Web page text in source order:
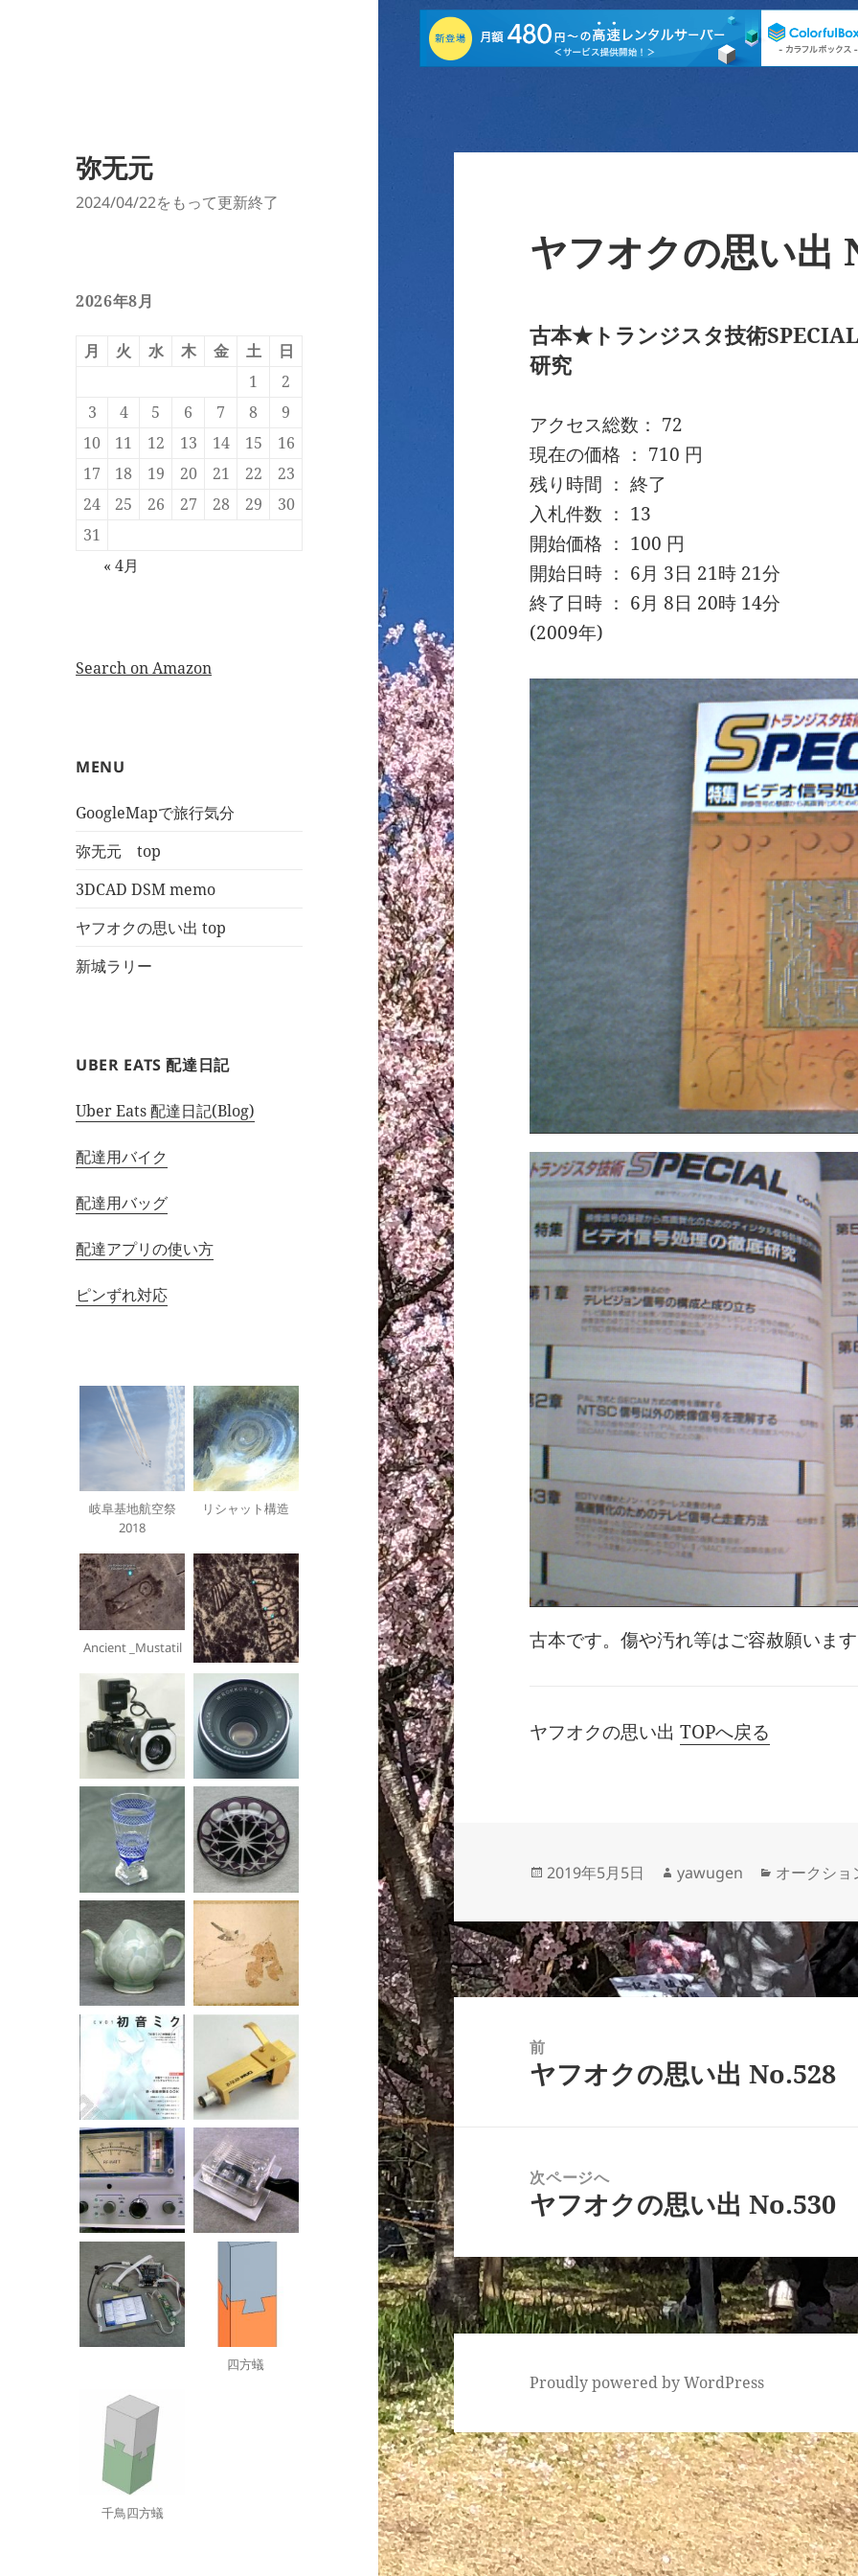
弥无元
2024/04/22をもって更新終了
2026年8月
月 火 水 木 金 土
日
1
2
3
4 5 6 7 8
9
10
11 12 13 14 15
16
17
18 19 20 21 22
23
24
25 26 27 28 29
30
31
« 4月
Search on Amazon
MENU
GoogleMapで旅行気分
弥无元 top
3DCAD DSM memo
ヤフオクの思い出 top
新城ラリー
UBER EATS 配達日記
Uber Eats 配達日記(Blog)
配達用バイク
配達用バッグ
配達アプリの使い方
ピンずれ対応
岐阜基地航空祭
2018
リシャット構造
Ancient _Mustatil
四方蟻
千鳥四方蟻
ヤフオクの思い出
古本★トランジスタ技術
研究
アクセス総数： 72
現在の価格 ： 710 円
残り時間 ： 終了
入札件数 ： 13
開始価格 ： 100 円
開始日時 ： 6月 3日 21時 21分
終了日時 ： 6月 8日 20時 14分
(2009年)
古本です。傷や汚れ等はご容赦願いま
ヤフオクの思い出TOPへ戻る
投
日:
2019年5月5日
作
者
yawugen
カ
ゴ
リ
ー
オークショ
投
稿
ナ
ビ
ゲ
シ
ョ
ン
前
前
ヤフオクの思い出 No.528
次ページへ
次
投
稿:
ヤフオクの思い出 No.530
Proudly powered by WordPress